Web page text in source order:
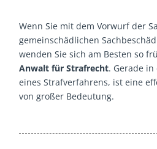
Wenn Sie mit dem Vorwurf der
gemeinschädlichen
wenden Sie sich am Besten so
Anwalt für Strafrecht. Gerade
eines Strafverfahrens, ist eine
von großer Bedeutung.